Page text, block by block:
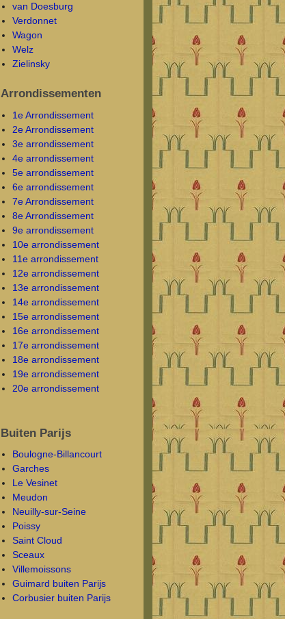
van Doesburg
Verdonnet
Wagon
Welz
Zielinsky
Arrondissementen
1e Arrondissement
2e Arrondissement
3e arrondissement
4e arrondissement
5e arrondissement
6e arrondissement
7e Arrondissement
8e Arrondissement
9e arrondissement
10e arrondissement
11e arrondissement
12e arrondissement
13e arrondissement
14e arrondissement
15e arrondissement
16e arrondissement
17e arrondissement
18e arrondissement
19e arrondissement
20e arrondissement
Buiten Parijs
Boulogne-Billancourt
Garches
Le Vesinet
Meudon
Neuilly-sur-Seine
Poissy
Saint Cloud
Sceaux
Villemoissons
Guimard buiten Parijs
Corbusier buiten Parijs